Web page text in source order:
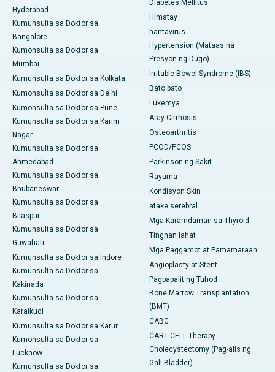
Hyderabad
Kumunsulta sa Doktor sa
Bangalore
Kumonsulta sa Doktor sa
Mumbai
Kumunsulta sa Doktor sa Kolkata
Kumonsulta sa Doktor sa Delhi
Kumonsulta sa Doktor sa Pune
Kumunsulta sa Doktor sa Karim
Nagar
Kumunsulta sa Doktor sa
Ahmedabad
Kumunsulta sa Doktor sa
Bhubaneswar
Kumunsulta sa Doktor sa
Bilaspur
Kumunsulta sa Doktor sa
Guwahati
Kumunsulta sa Doktor sa Indore
Kumunsulta sa Doktor sa
Kakinada
Kumunsulta sa Doktor sa
Karaikudi
Kumunsulta sa Doktor sa Karur
Kumonsulta sa Doktor sa
Lucknow
Kumunsulta sa Doktor sa
Diabetes Mellitus
Himatay
hantavirus
Hypertension (Mataas na
Presyon ng Dugo)
Irritable Bowel Syndrome (IBS)
Bato bato
Lukemya
Atay Cirrhosis
Osteoarthritis
PCOD/PCOS
Parkinson ng Sakit
Rayuma
Kondisyon Skin
atake serebral
Mga Karamdaman sa Thyroid
Tingnan lahat
Mga Paggamot at Pamamaraan
Angioplasty at Stent
Pagpapalit ng Tuhod
Bone Marrow Transplantation
(BMT)
CABG
CART CELL Therapy
Cholecystectomy (Pag-alis ng
Gall Bladder)